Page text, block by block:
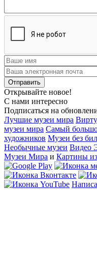
Открывайте новое!
С нами интересно
Подписаться на
Лучшие музеи мира
музеи мира Самый
художников Музеи без
Необычные музеи Видео
Музеи Мира и Картины